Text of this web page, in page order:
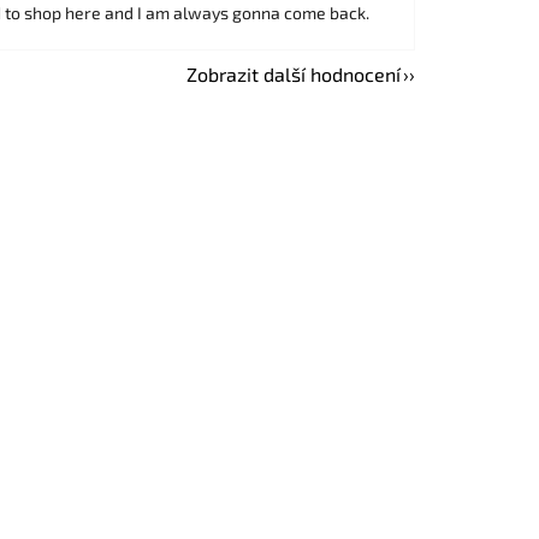
to shop here and I am always gonna come back.
Zobrazit další hodnocení